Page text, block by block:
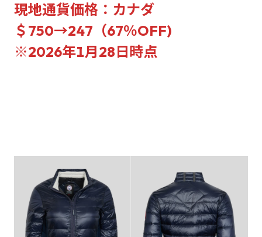
現地通貨価格：カナダ
＄750→247（67％OFF)
※2026年1月28日時点